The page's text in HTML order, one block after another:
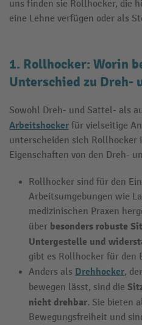
uns finden sie Rollhocker, die
eine Lehne verfügen oder als
1. Rollhocker: Worin
Unterschied zu Dreh-
Sowohl Dreh- und Sattel- als
Arbeitshocker für vielseitige
unterscheiden sich Rollhocker
Eigenschaften von den Dreh-
Rollhocker sind für den
Arbeitsumgebungen wie
medizinischen Praxen
über besonders robuste
Untergestelle und
gibt es Rollhocker für den
Anders als Drehhocker,
bewegen lässt, sind die
nicht drehbar. Sie bieten
Bewegungsfreiheit und